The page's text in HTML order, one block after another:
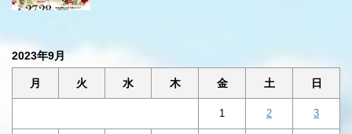
2023年9月
月 火 水 木 金 土 日
1 2 3